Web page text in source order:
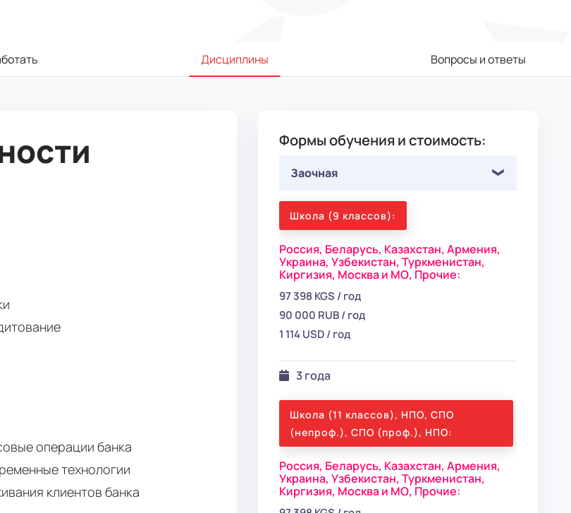
Дисциплины Вопросы и ответы
операции банка
технологии
клиентов банка
Формы обучения и стоимость:
Заочная
Школа (9 классов):
Россия, Беларусь, Казахстан,Армения,
Украина,Узбекистан,Туркменистан,
Киргизия, Москва и МО, Прочие:
97 398 KGS / год
90 000 RUB / год
1 114 USD / год
3 года
Школа (11 классов), НПО, СПО
(непроф.), СПО (проф.), НПО:
Россия, Беларусь, Казахстан,Армения,
Украина,Узбекистан,Туркменистан,
Киргизия, Москва и МО, Прочие: